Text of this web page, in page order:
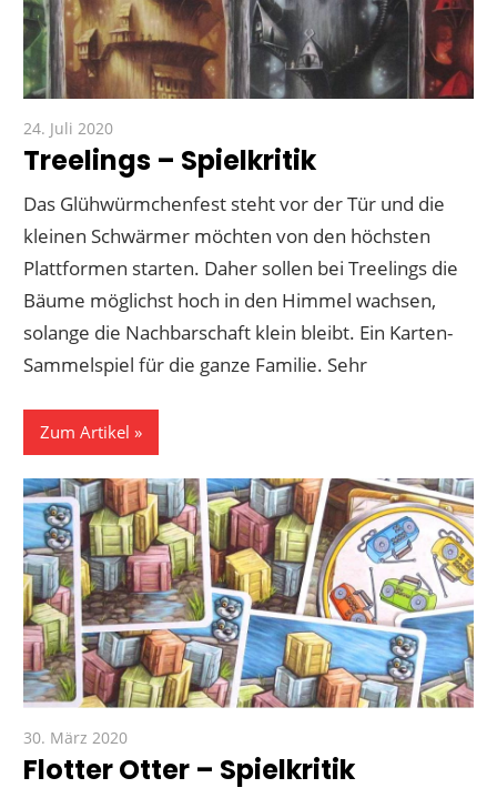
24. Juli 2020
Treelings – Spielkritik
Das Glühwürmchenfest steht vor der Tür und die
kleinen Schwärmer möchten von den höchsten
Plattformen starten. Daher sollen bei Treelings die
Bäume möglichst hoch in den Himmel wachsen,
solange die Nachbarschaft klein bleibt. Ein Karten-
Sammelspiel für die ganze Familie. Sehr
Zum Artikel
30. März 2020
Flotter Otter – Spielkritik